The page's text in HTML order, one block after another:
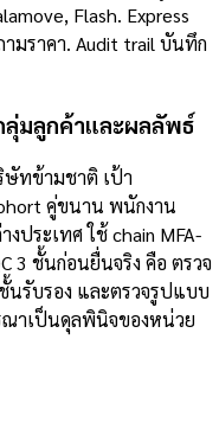
Flash. Express
มราคา. Audit trail บันทึก
มลูกค้าและผลลัพธ์
ษัทข้ามชาติ เป้า
คู่ขนาน พนักงาน
ระเทศ ใช้ chain MFA-
3 ชั้นก่อนยื่นจริง คือ ตรวจ
นรับรอง และตรวจรูปแบบ
ณาเป็นดุลพินิจของหน่วย